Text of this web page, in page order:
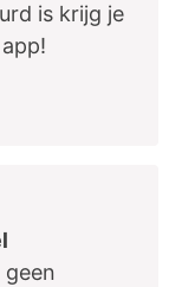
is krijg je
geen